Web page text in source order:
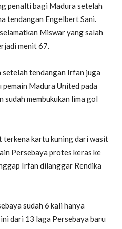
penalti bagi Madura setelah
tendangan Engelbert Sani.
Miswar yang salah
menit 67.
tendangan Irfan juga
Madura United pada
membukukan lima gol
terkena kartu kuning dari wasit
Persebaya protes keras ke
Irfan dilanggar Rendika
sudah 6 kali hanya
dari 13 laga Persebaya baru